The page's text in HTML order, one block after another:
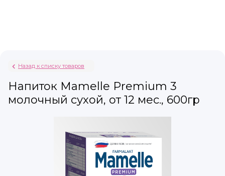
Назад к списку товаров
Напиток Mamelle Premium 3
молочный сухой, от 12 мес., 600гр